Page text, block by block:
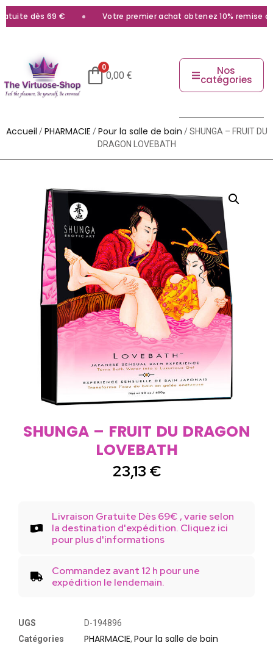
dès 69 € Votre premier achat obtenez 10% remise
0
0,00 € Nos
catégories
Accueil /PHARMACIE /Pour la salle de bain / SHUNGA – FRUIT DU
DRAGON LOVEBATH
SHUNGA – FRUIT DU DRAGON
LOVEBATH
23,13 €
Livraison Gratuite Dès 69€ , varie selon
la destination d'expédition. Cliquez ici
pour plus d'informations
Commandez avant 12 h pour une
expédition le lendemain.
UGS
D-194896
Catégories
PHARMACIE, Pour la salle de bain